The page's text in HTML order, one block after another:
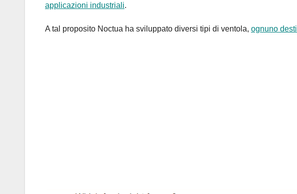
applicazioni industriali.
A tal proposito Noctua ha sviluppato diversi tipi di ventola, ognuno